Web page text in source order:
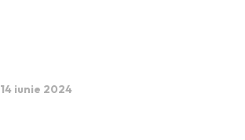
14 iunie 2024